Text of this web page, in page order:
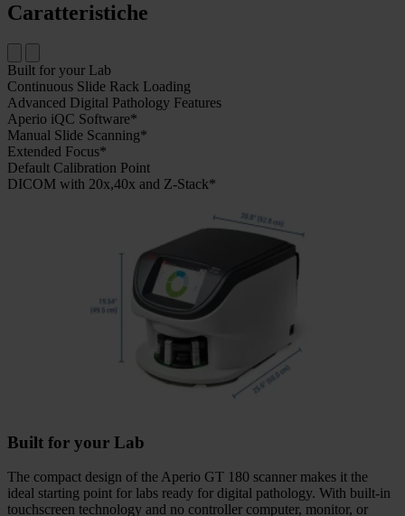
Caratteristiche
Built for your Lab
Continuous Slide Rack Loading
Advanced Digital Pathology Features
Aperio iQC Software*
Manual Slide Scanning*
Extended Focus*
Default Calibration Point
DICOM with 20x,40x and Z-Stack*
Built for your Lab
The compact design of the Aperio GT 180 scanner makes it the
ideal starting point for labs ready for digital pathology. With built-in
touchscreen technology and no controller computer, monitor, or